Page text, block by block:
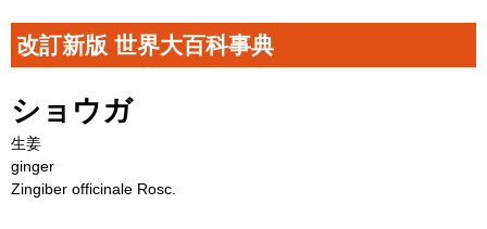
改訂新版 世界大百科事典
ショウガ
生姜
ginger
Zingiber officinale Rosc.